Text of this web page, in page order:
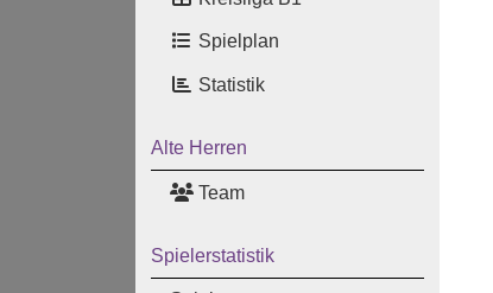
Spielplan
Statistik
Alte Herren
Team
Spielerstatistik